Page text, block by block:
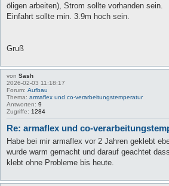
öligen arbeiten), Strom sollte vorhanden sein.
Einfahrt sollte min. 3.9m hoch sein.
Gruß
von Sash
2026-02-03 11:18:17
Forum: Aufbau
Thema: armaflex und co-verarbeitungstemperatur
Antworten: 9
Zugriffe: 1284
Re: armaflex und co-
Habe bei mir armaflex vor 2 Jahren geklebt
wurde warm gemacht und darauf geachtet
klebt ohne Probleme bis heute.